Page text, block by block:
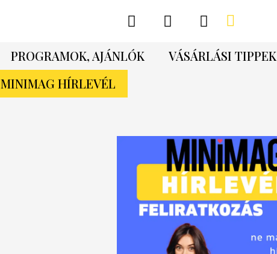
PROGRAMOK, AJÁNLÓK VÁSÁRLÁSI TIPPEK
MINIMAG HÍRLEVÉL